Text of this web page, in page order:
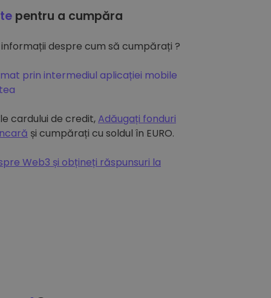
pentru a cumpăra
despre cum să cumpărați ?
prin intermediul aplicației mobile
cardului de credit,Adăugați fonduri
și cumpărați cu soldul în EURO.
Web3 și obțineți răspunsuri la